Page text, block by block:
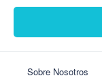
Sobre Nosotros